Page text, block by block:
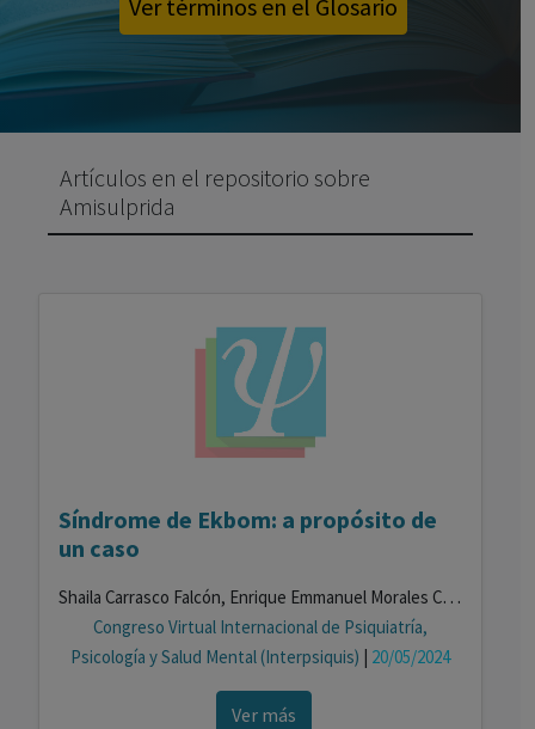
Ver términos en el Glosario
Artículos en el repositorio sobre
Amisulprida
Síndrome de Ekbom: a propósito de
un caso
Shaila Carrasco Falcón, Enrique Emmanuel Morales Castellano, Carolina García González, Astrid María Morales Rivero, Paula Rivero Rodríguez, Marina Martínez Grimal
Congreso Virtual Internacional de Psiquiatría,
Psicología y Salud Mental (Interpsiquis) | 20/05/2024
Ver más